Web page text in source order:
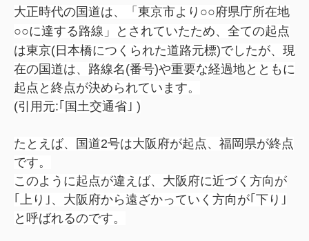
大正時代の国道は、「東京市より○○府県庁所在地
○○に達する路線」とされていたため、 全ての起点
は東京(日本橋につくられた道路元標)でしたが、現
在の国道は、路線名(番号)や重要な経過地とともに
起点と終点が決められています。
(引用元:｢国土交通省｣ )
たとえば、国道2号は大阪府が起点、福岡県が終点
です。
このように起点が違えば、大阪府に近づく方向が
｢上り｣、大阪府から遠ざかっていく方向が｢下り｣
と呼ばれるのです。